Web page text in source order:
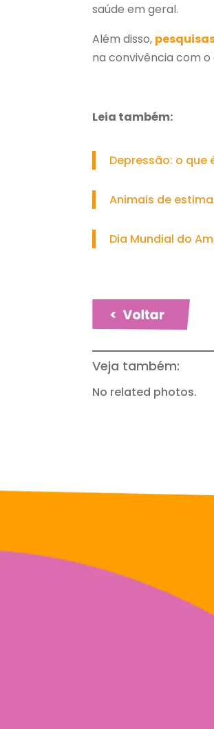
saúde em geral.
Além disso,
na convivência com
Leia também:
Depressão: o
Animais de
Dia Mundial do
Veja também:
No related photos.